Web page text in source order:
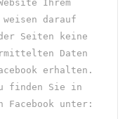
Ihrem
darauf
Seiten keine
Daten
erhalten.
finden Sie in
Facebook unter: